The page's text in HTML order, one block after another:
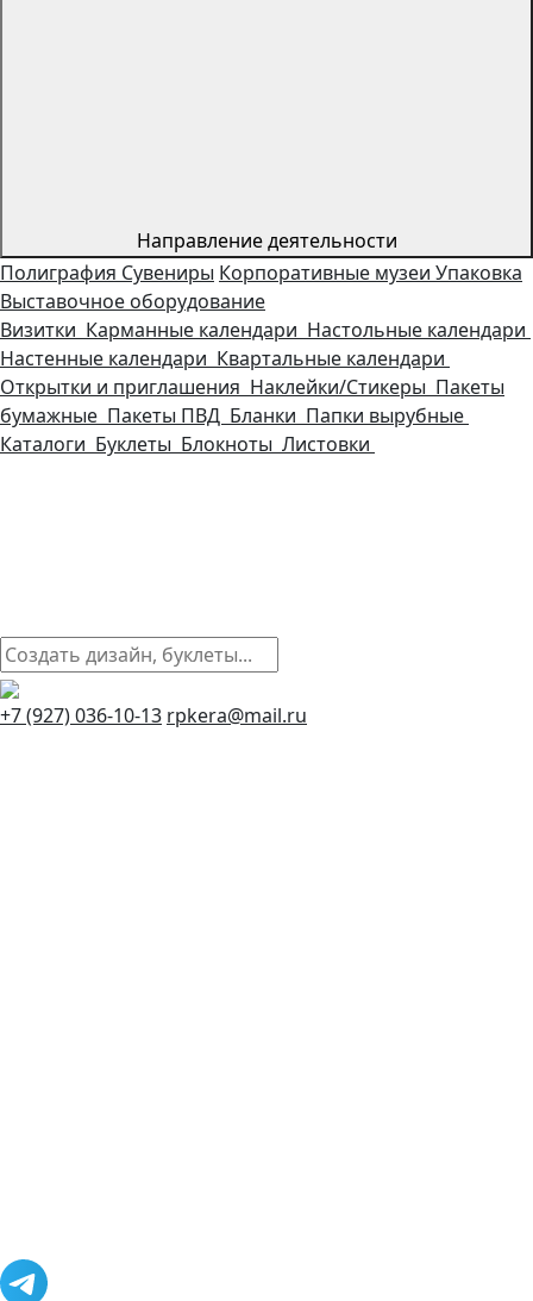
Направление деятельности
Полиграфия Сувениры Корпоративные музеи Упаковка
Выставочное оборудование
Визитки Карманные календари Настольные календари
Настенные календари Квартальные календари
Открытки и приглашения Наклейки/Стикеры Пакеты
бумажные Пакеты ПВД Бланки Папки вырубные
Каталоги Буклеты Блокноты Листовки
+7 (927) 036-10-13 rpkera@mail.ru